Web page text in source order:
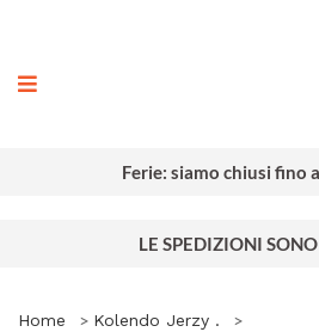
Ferie: siamo chiusi fino
LE SPEDIZIONI SONO
Home
Kolendo Jerzy .